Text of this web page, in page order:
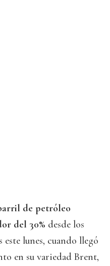
de petróleo
del 30% desde los
este lunes, cuando llegó
en su variedad Brent,